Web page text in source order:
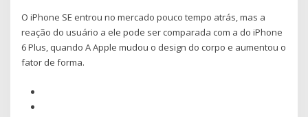
O iPhone SE entrou no mercado pouco tempo atrás, mas a
reação do usuário a ele pode ser comparada com a do iPhone
6 Plus, quando A Apple mudou o design do corpo e aumentou o
fator de forma.